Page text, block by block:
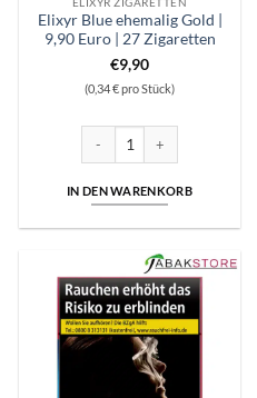
Euro | 25 Zigaretten Menge
Elixyr Blue ehemalig Gold |
9,90 Euro | 27 Zigaretten
€9,90
(0,34 € pro Stück)
Elixyr Blue ehemalig Gold |
IN DEN WARENKORB